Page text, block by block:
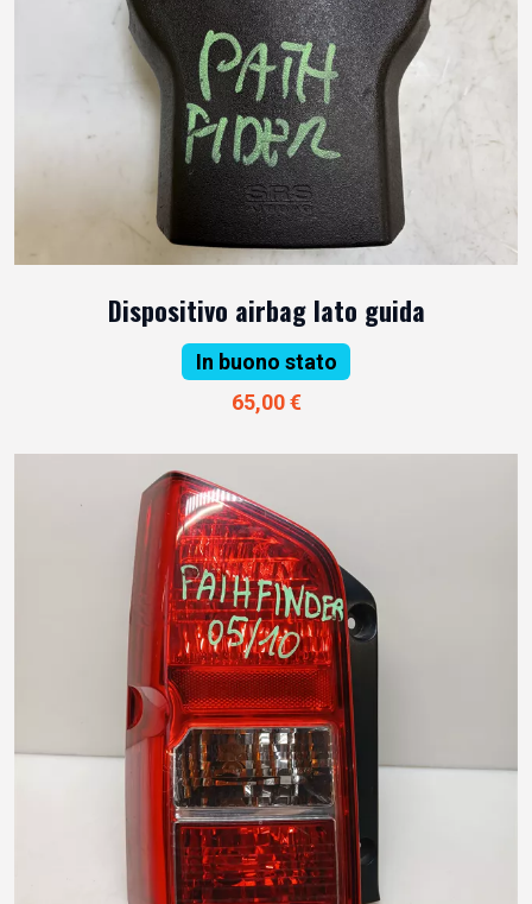
Dispositivo airbag lato guida
In buono stato
65,00 €